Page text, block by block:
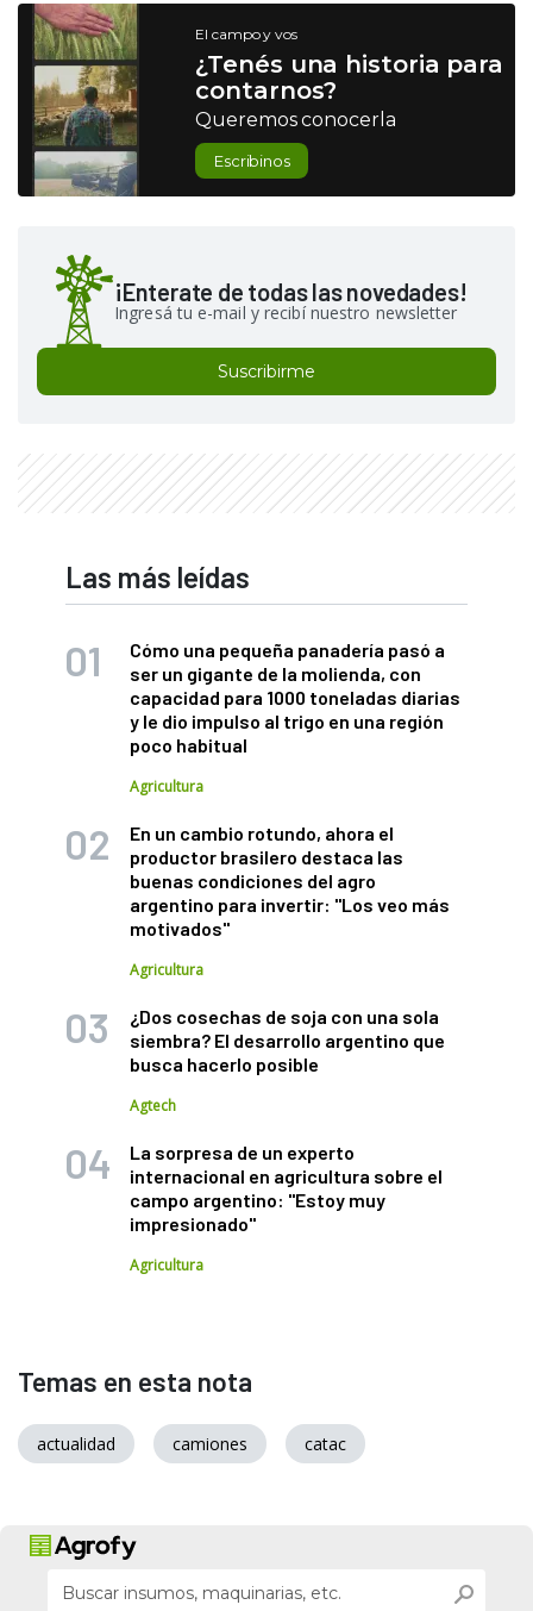
El campo y vos
¿Tenés una historia para
contarnos?
Queremos conocerla
Escribinos
¡Enterate de todas las novedades!
Ingresá tu e-mail y recibí nuestro newsletter
Suscribirme
Las más leídas
Cómo una pequeña panadería pasó a
ser un gigante de la molienda, con
capacidad para 1000 toneladas diarias
y le dio impulso al trigo en una región
poco habitual
Agricultura
En un cambio rotundo, ahora el
productor brasilero destaca las
buenas condiciones del agro
argentino para invertir: "Los veo más
motivados"
Agricultura
¿Dos cosechas de soja con una sola
siembra? El desarrollo argentino que
busca hacerlo posible
Agtech
La sorpresa de un experto
internacional en agricultura sobre el
campo argentino: "Estoy muy
impresionado"
Agricultura
Temas en esta nota
actualidad camiones catac